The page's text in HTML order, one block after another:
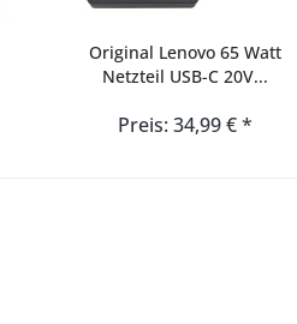
Original Lenovo 65 Watt
Netzteil USB-C 20V...
Preis: 34,99 € *